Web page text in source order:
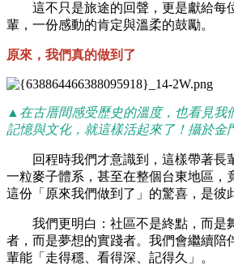
這不只是旅途的回聲，更是獻給每
輩，一份感動的肯定與溫柔的鼓勵。
原來，我們真的做到了
▲在古厝間感受歷史的溫度，也看見
記憶與文化，就這樣活起來了！攝於金
回程時我們才意識到，這樣帶著長
一粒麥子體系，甚至在整個台東地區，
這份「原來我們做到了」的驚喜，是彼
我們更明白：社區不是終點，而是
者，而是夢想的實踐者。我們會繼續陪
輩能「走得穩、看得深、記得久」。